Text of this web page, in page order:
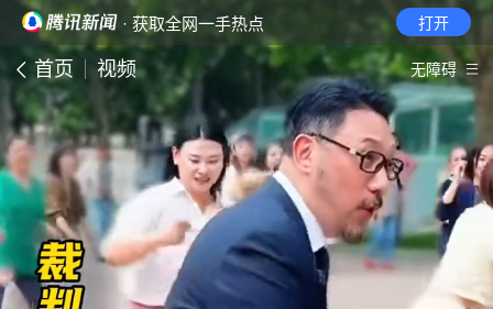
· 获取全网一手热点 打开
首页 视频 无障碍